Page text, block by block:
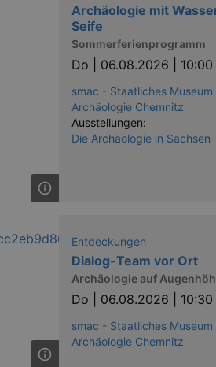
Archäologie mit
Seife
Sommerferienprogramm
Do | 06.08.2026 | 10:00
smac - Staatliches Museum
Archäologie Chemnitz
Ausstellungen:
Die Archäologie in Sachsen
Entdeckungen
Dialog-Team vor Ort
Archäologie auf
Do | 06.08.2026 | 10:30
smac - Staatliches Museum
Archäologie Chemnitz